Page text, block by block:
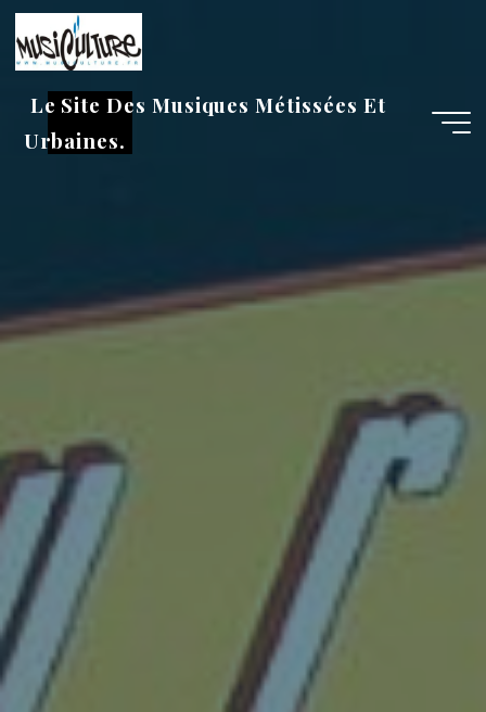
Aller
au
contenu
Le Site Des Musiques Métissées Et
Urbaines.